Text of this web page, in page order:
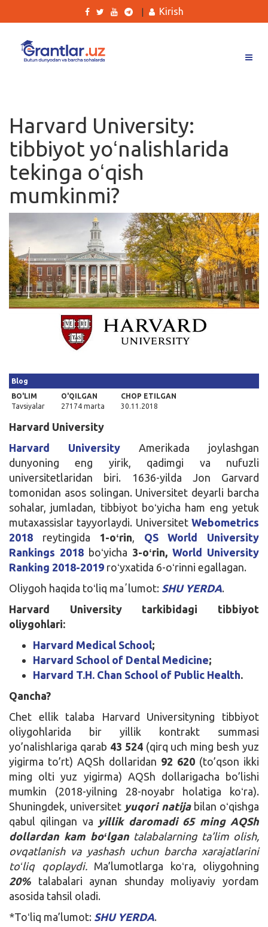
Ishlar
Kurslar
Blog
Yana
Qidirish
Kirish
Kirish
Harvard University:
tibbiyot yoʻnalishlarida
tekinga oʻqish
mumkinmi?
Blog
BO'LIM
Tavsiyalar
O'QILGAN
27174 marta
CHOP ETILGAN
30.11.2018
Harvard University
Harvard University Amerikada joylashgan
dunyoning eng yirik, qadimgi va nufuzli
universitetlaridan biri. 1636-yilda Jon Garvard
tomonidan asos solingan. Universitet deyarli barcha
sohalar, jumladan, tibbiyot boʻyicha ham eng yetuk
mutaxassislar tayyorlaydi. Universitet Webometrics
2018 reytingida 1-oʻrin
QS World University
Rankings 2018 boʻyicha 3-oʻrin, World University
Ranking 2018-2019 roʻyxatida 6-oʻrinni egallagan.
Oliygoh haqida toʻliq maʼlumot: SHU YERDA.
Harvard University tarkibidagi tibbiyot
oliygohlari:
Harvard Medical School;
Harvard School of Dental Medicine;
Harvard T.H. Chan School of Public Health.
Qancha?
Chet ellik talaba Harvard Universityning tibbiyot
oliygohlarida bir yillik kontrakt summasi
yo’nalishlariga qarab 43 524 (qirq uch ming besh yuz
yigirma to’rt) AQSh dollaridan 92 620 (to’qson ikki
ming olti yuz yigirma) AQSh dollarigacha bo’lishi
mumkin (2018-yilning 28-noyabr holatiga koʻra).
Shuningdek, universitet yuqori natija bilan oʻqishga
qabul qilingan va yillik daromadi 65 ming AQSh
dollardan kam boʻlgan talabalarning ta’lim olish,
ovqatlanish va yashash uchun barcha xarajatlarini
toʻliq qoplaydi. Ma’lumotlarga koʻra, oliygohning
20% talabalari aynan shunday moliyaviy yordam
asosida tahsil oladi.
*Toʻliq ma’lumot: SHU YERDA.